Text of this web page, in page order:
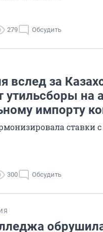
279 Обсудить
вслед за
утильсборы на
импорту
ставки
300 Обсудить